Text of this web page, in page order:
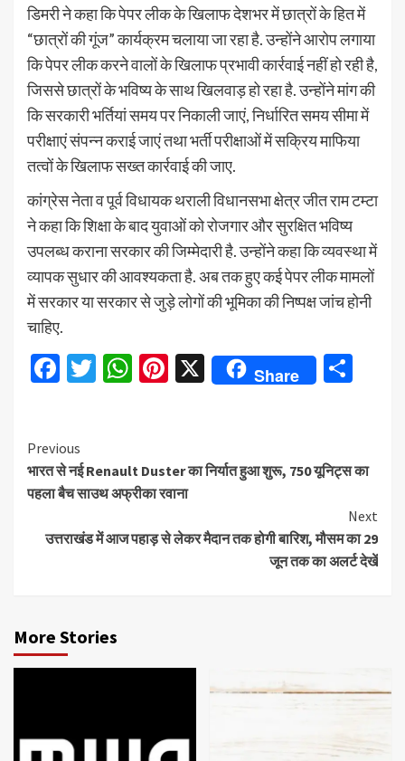
डिमरी ने कहा कि पेपर लीक के खिलाफ देशभर में छात्रों के हित में
“छात्रों की गूंज” कार्यक्रम चलाया जा रहा है. उन्होंने आरोप लगाया
कि पेपर लीक करने वालों के खिलाफ प्रभावी कार्रवाई नहीं हो रही है,
जिससे छात्रों के भविष्य के साथ खिलवाड़ हो रहा है. उन्होंने मांग की
कि सरकारी भर्तियां समय पर निकाली जाएं, निर्धारित समय सीमा में
परीक्षाएं संपन्न कराई जाएं तथा भर्ती परीक्षाओं में सक्रिय माफिया
तत्वों के खिलाफ सख्त कार्रवाई की जाए.
कांग्रेस नेता व पूर्व विधायक थराली विधानसभा क्षेत्र जीत राम टम्टा
ने कहा कि शिक्षा के बाद युवाओं को रोजगार और सुरक्षित भविष्य
उपलब्ध कराना सरकार की जिम्मेदारी है. उन्होंने कहा कि व्यवस्था में
व्यापक सुधार की आवश्यकता है. अब तक हुए कई पेपर लीक मामलों
में सरकार या सरकार से जुड़े लोगों की भूमिका की निष्पक्ष जांच होनी
चाहिए.
Facebook
Twitter
WhatsApp
Pinterest
X Share
Continue
Reading
Previous
भारत से नई Renault Duster का निर्यात हुआ शुरू, 750 यूनिट्स का
पहला बैच साउथ अफ्रीका रवाना
Next
उत्तराखंड में आज पहाड़ से लेकर मैदान तक होगी बारिश, मौसम का 29
जून तक का अलर्ट देखें
More Stories